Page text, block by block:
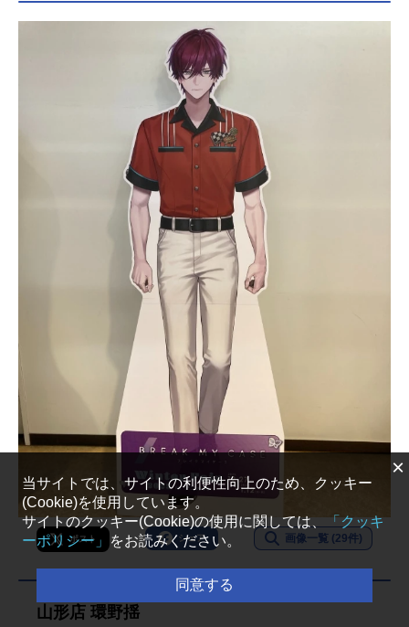
ポスト シェア 画像一覧 (29件)
山形店 環野揺
×
当サイトでは、サイトの利便性向上のため、クッキー
(Cookie)を使用しています。
サイトのクッキー(Cookie)の使用に関しては、「クッキ
ーポリシー」
をお読みください。
同意する